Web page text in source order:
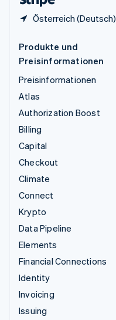
Österreich (Deutsch)
Produkte und
Preisinformationen
Preisinformationen
Atlas
Authorization Boost
Billing
Capital
Checkout
Climate
Connect
Krypto
Data Pipeline
Elements
Financial Connections
Identity
Invoicing
Issuing